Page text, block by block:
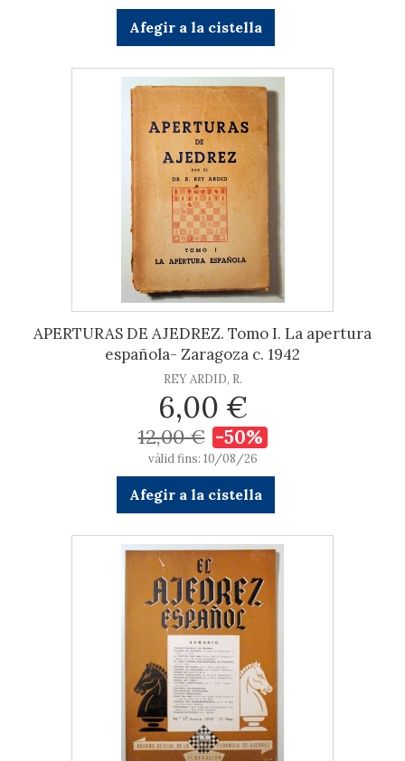
Afegir a la cistella
APERTURAS DE AJEDREZ. Tomo I. La apertura
española- Zaragoza c. 1942
REY ARDID, R.
6,00 €
12,00 € -50%
vàlid fins: 10/08/26
Afegir a la cistella